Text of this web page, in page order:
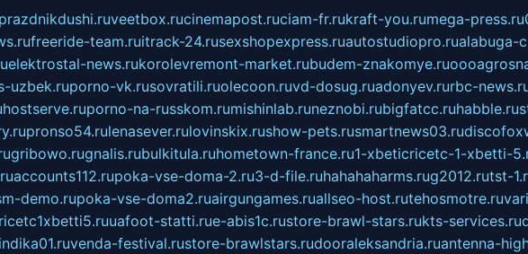
prazdnikdushi.ruveetbox.rucinemapost.ruciam-fr.rukraft-you.rumega-press.ru
freeride-team.ruitrack-24.rusexshopexpress.ruautostudiopro.rualabuga-
elektrostal-news.rukorolevremont-market.rubudem-znakomye.ru
uzbek.ruporno-vk.rusovratili.ruolecoon.ruvd-dosug.ruadonyev.rurbc-
hostserve.ruporno-na-russkom.rumishinlab.runeznobi.rubigfatcc.ruhabble.ru
pronso54.rulenasever.rulovinskix.rushow-pets.rusmartnews03.ru
gribowo.rugnalis.rubulkitula.ruhometown-france.ru1-xbeticricetc-1-xbetti-
accounts112.rupoka-vse-doma-2.ru3-d-file.ruhahahaharms.rug2012.rutst-
demo.rupoka-vse-doma2.ruairgungames.ruallseo-host.rutehosmotre.ru
uafoot-statti.rue-abis1c.rustore-brawl-stars.rukts-services.ru
venda-festival.rustore-brawlstars.rudooraleksandria.ruantenna-